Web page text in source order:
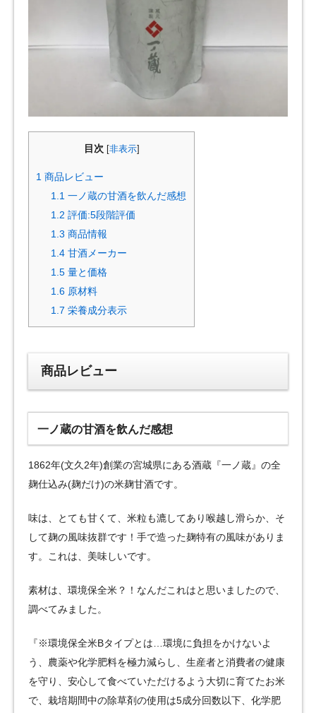
目次 非表示]
1 商品レビュー
1.1 一ノ蔵の甘酒を飲んだ感想
1.2 評価:5段階評価
1.3 商品情報
1.4 甘酒メーカー
1.5 量と価格
1.6 原材料
1.7 栄養成分表示
商品レビュー
一ノ蔵の甘酒を飲んだ感想
1862年(文久2年)創業の宮城県にある酒蔵『一ノ蔵』の全
麹仕込み(麹だけ)の米麹甘酒です。
味は、とても甘くて、米粒も漉してあり喉越し滑らか、そ
して麹の風味抜群です！手で造った麹特有の風味がありま
す。これは、美味しいです。
素材は、環境保全米？！なんだこれはと思いましたので、
調べてみました。
『※環境保全米Bタイプとは…環境に負担をかけないよ
う、農薬や化学肥料を極力減らし、生産者と消費者の健康
を守り、安心して食べていただけるよう大切に育てたお米
で、栽培期間中の除草剤の使用は5成分回数以下、化学肥